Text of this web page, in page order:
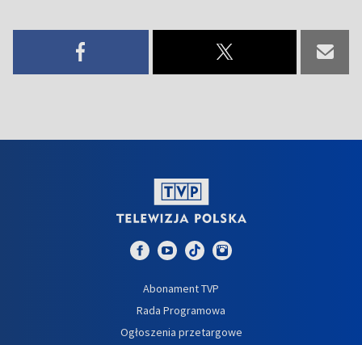
Abonament TVP
Rada Programowa
Ogłoszenia przetargowe